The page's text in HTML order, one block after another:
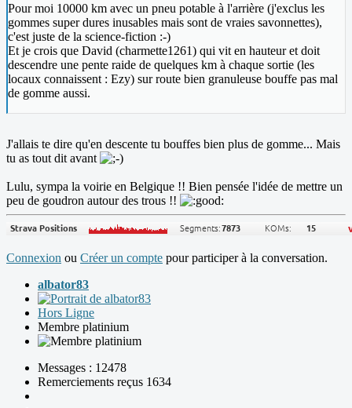
Pour moi 10000 km avec un pneu potable à l'arrière (j'exclus les
gommes super dures inusables mais sont de vraies savonnettes),
c'est juste de la science-fiction :-)
Et je crois que David (charmette1261) qui vit en hauteur et doit
descendre une pente raide de quelques km à chaque sortie (les
locaux connaissent : Ezy) sur route bien granuleuse bouffe pas mal
de gomme aussi.
J'allais te dire qu'en descente tu bouffes bien plus de gomme... Mais
tu as tout dit avant
Lulu, sympa la voirie en Belgique !! Bien pensée l'idée de mettre un
peu de goudron autour des trous !!
Connexion ou Créer un compte pour participer à la conversation.
albator83
Hors Ligne
Membre platinium
Messages : 12478
Remerciements reçus 1634